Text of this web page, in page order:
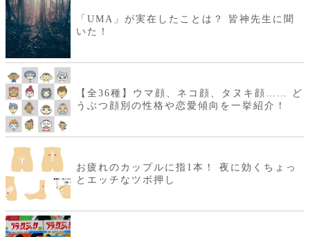
「UMA」が実在したことは？ 皆神先生に聞
いた！
【全36種】ウマ顔、ネコ顔、タヌキ顔…… ど
うぶつ顔別の性格や恋愛傾向を一挙紹介！
お疲れのカップルに指1本！ 夜に効くちょっ
とエッチなツボ押し